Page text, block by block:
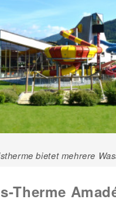
bietet mehrere
Therme